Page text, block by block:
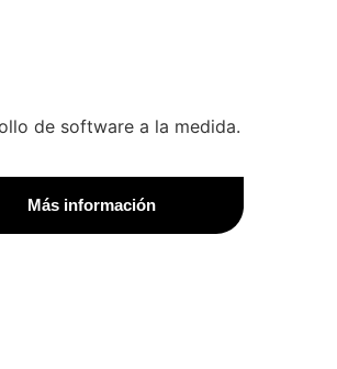
de software a la medida.
Más información